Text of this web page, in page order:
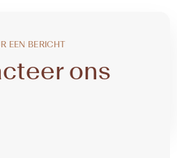
EEN BERICHT
ons